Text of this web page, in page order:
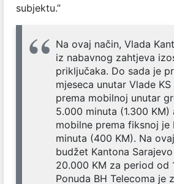
subjektu.”
Na ovaj način, Vlada
iz nabavnog zahtjeva
priključaka. Do sada je
mjeseca unutar Vlade
prema mobilnoj unutar
5.000 minuta (1.300 KM)
mobilne prema fiksnoj je
minuta (400 KM). Na
budžet Kantona
20.000 KM za period od
Ponuda BH Telecoma je